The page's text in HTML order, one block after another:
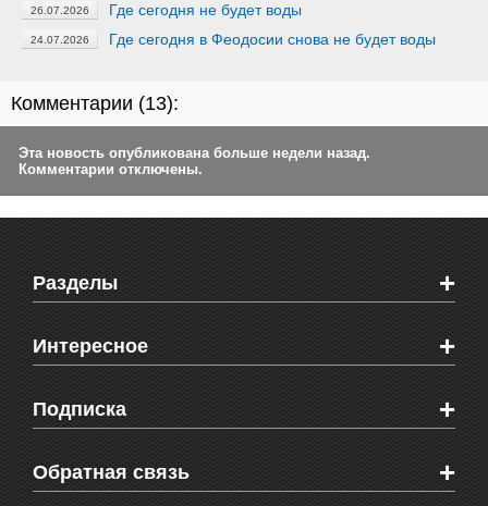
26.07.2026 Где сегодня не будет воды
24.07.2026 Где сегодня в Феодосии снова не будет воды
Комментарии (13):
Эта новость опубликована больше недели назад.
Комментарии отключены.
Разделы +
Новости Феодосии
Новости Крыма
Мировые новости
Объявления
Здоровье
СМС мнения читателей
Интересное +
Видео о Феодосии
Веб-камеры Феодосии
Блоги феодосийцев
Школы Феодосии
Подписка +
Печатная версия газеты "Кафа"
RSS
Обратная связь +